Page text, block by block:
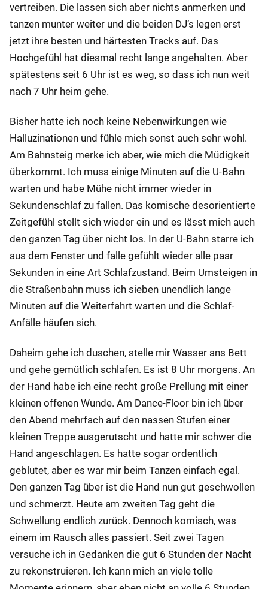
vertreiben. Die lassen sich aber nichts anmerken und
tanzen munter weiter und die beiden DJ’s legen erst
jetzt ihre besten und härtesten Tracks auf. Das
Hochgefühl hat diesmal recht lange angehalten. Aber
spätestens seit 6 Uhr ist es weg, so dass ich nun weit
nach 7 Uhr heim gehe.
Bisher hatte ich noch keine Nebenwirkungen wie
Halluzinationen und fühle mich sonst auch sehr wohl.
Am Bahnsteig merke ich aber, wie mich die Müdigkeit
überkommt. Ich muss einige Minuten auf die U-Bahn
warten und habe Mühe nicht immer wieder in
Sekundenschlaf zu fallen. Das komische desorientierte
Zeitgefühl stellt sich wieder ein und es lässt mich auch
den ganzen Tag über nicht los. In der U-Bahn starre ich
aus dem Fenster und falle gefühlt wieder alle paar
Sekunden in eine Art Schlafzustand. Beim Umsteigen in
die Straßenbahn muss ich sieben unendlich lange
Minuten auf die Weiterfahrt warten und die Schlaf-
Anfälle häufen sich.
Daheim gehe ich duschen, stelle mir Wasser ans Bett
und gehe gemütlich schlafen. Es ist 8 Uhr morgens. An
der Hand habe ich eine recht große Prellung mit einer
kleinen offenen Wunde. Am Dance-Floor bin ich über
den Abend mehrfach auf den nassen Stufen einer
kleinen Treppe ausgerutscht und hatte mir schwer die
Hand angeschlagen. Es hatte sogar ordentlich
geblutet, aber es war mir beim Tanzen einfach egal.
Den ganzen Tag über ist die Hand nun gut geschwollen
und schmerzt. Heute am zweiten Tag geht die
Schwellung endlich zurück. Dennoch komisch, was
einem im Rausch alles passiert. Seit zwei Tagen
versuche ich in Gedanken die gut 6 Stunden der Nacht
zu rekonstruieren. Ich kann mich an viele tolle